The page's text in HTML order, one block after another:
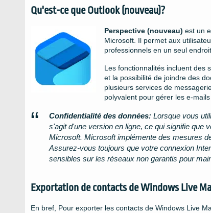
Qu'est-ce que Outlook (nouveau)?
Perspective (nouveau) est un
Microsoft. Il permet aux
professionnels en un seul endroit.
Les fonctionnalités incluent des
et la possibilité de joindre des
plusieurs services de
polyvalent pour gérer les e-
Confidentialité des données: Lorsque vous
s'agit d'une version en ligne, ce qui signifie
Microsoft. Microsoft implémente des mesures
Assurez-vous toujours que votre connexion
sensibles sur les réseaux non garantis pour
Exportation de contacts de Windows Live
En bref, Pour exporter les contacts de Windows Live